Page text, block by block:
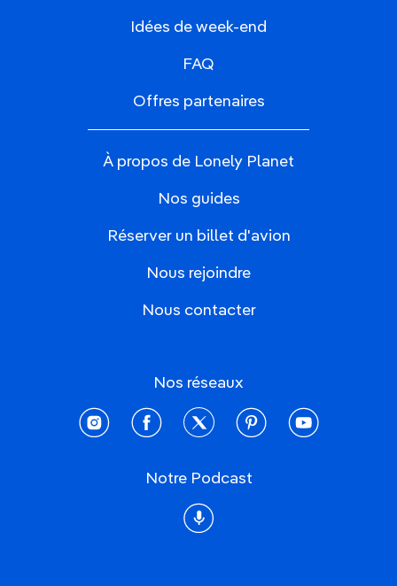
Idées de week-end
FAQ
Offres partenaires
À propos de Lonely Planet
Nos guides
Réserver un billet d'avion
Nous rejoindre
Nous contacter
Nos réseaux
instagramfacebooktwitter pinterestyoutube
Notre Podcast
Podcast